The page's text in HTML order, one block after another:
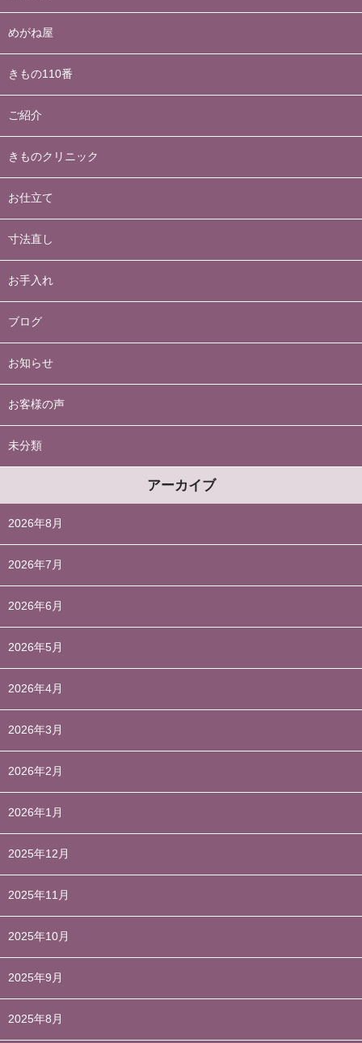
めがね屋
きもの110番
ご紹介
きものクリニック
お仕立て
寸法直し
お手入れ
ブログ
お知らせ
お客様の声
未分類
アーカイブ
2026年8月
2026年7月
2026年6月
2026年5月
2026年4月
2026年3月
2026年2月
2026年1月
2025年12月
2025年11月
2025年10月
2025年9月
2025年8月